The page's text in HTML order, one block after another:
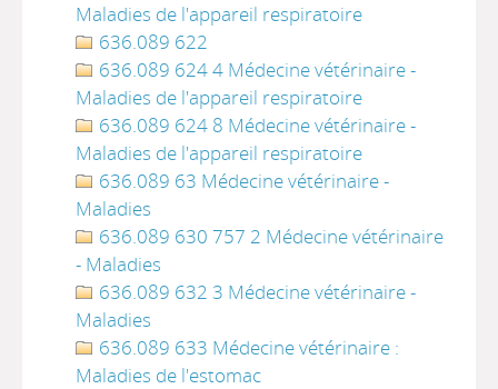
Maladies de l'appareil respiratoire
636.089 622
636.089 624 4 Médecine vétérinaire -
Maladies de l'appareil respiratoire
636.089 624 8 Médecine vétérinaire -
Maladies de l'appareil respiratoire
636.089 63 Médecine vétérinaire -
Maladies
636.089 630 757 2 Médecine vétérinaire
- Maladies
636.089 632 3 Médecine vétérinaire -
Maladies
636.089 633 Médecine vétérinaire :
Maladies de l'estomac